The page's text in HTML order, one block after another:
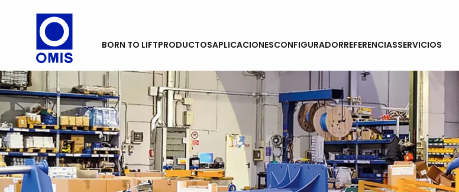
BORN TO LIFTPRODUCTOSAPLICACIONESCONFIGURADORREFERENCIASSERVICIOS